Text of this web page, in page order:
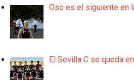
Oso es el siguiente en
El Sevilla C se queda